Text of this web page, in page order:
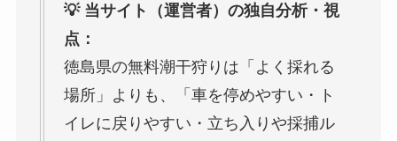
💡 当サイト（運営者）の独自分析・視
点：
徳島県の無料潮干狩りは「よく採れる
場所」よりも、「車を停めやすい・ト
イレに戻りやすい・立ち入りや採捕ル